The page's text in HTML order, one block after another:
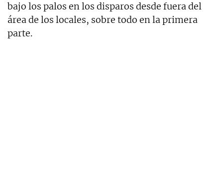
bajo los palos en los disparos desde fuera del
área de los locales, sobre todo en la primera
parte.